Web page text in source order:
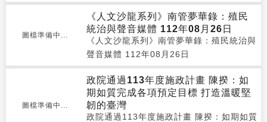
圖檔準備中...
《人文沙龍系列》南管夢華錄：殖民
統治與聲音媒體 112年08月26日
《人文沙龍系列》南管夢華錄：殖民統治與
聲音媒體 112年08月26日
圖檔準備中...
政院通過113年度施政計畫 陳揆：如
期如質完成各項預定目標 打造溫暖堅
韌的臺灣
政院通過113年度施政計畫 陳揆：如期如質